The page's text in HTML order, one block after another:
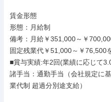
賃金形態
形態：月給制
備考：月給￥351,000～￥
固定残業代￥51,000～￥76,500
■賞与実績:年2回(業績に応じて
諸手当：通勤手当（会社規定に
業代制 超過分別途支給）